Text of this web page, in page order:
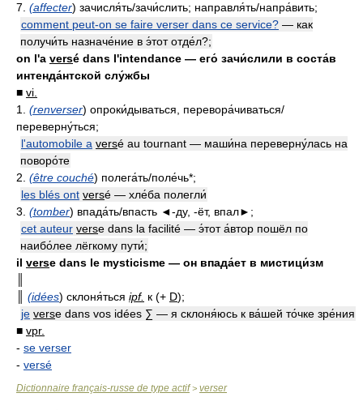
7. (affecter) зачисля́ть/зачи́слить; направля́ть/напра́вить;
comment peut-on se faire verser dans ce service? — как
получи́ть назначе́ние в э́тот отде́л?;
on l'a versé dans l'intendance — его́ зачи́слили в соста́в
интенда́нтской слу́жбы
■ vi.
1. (renverser) опроки́дываться, перевора́чиваться/
переверну́ться;
l'automobile a versé au tournant — маши́на переверну́лась на
поворо́те
2. (être couché) полега́ть/поле́чь*;
les blés ont versé — хле́ба полегли́
3. (tomber) впада́ть/впасть ◄-ду, -ёт, впал►;
cet auteur verse dans la facilité — э́тот а́втор пошёл по
наибо́лее лёгкому пути́;
il verse dans le mysticisme — он впада́ет в мистици́зм
(idées) склоня́ться ipf. к (+ D);
je verse dans vos idées ∑ — я склоня́юсь к ва́шей то́чке зре́ния
■ vpr.
- se verser
- versé
Dictionnaire français-russe de type actif> verser